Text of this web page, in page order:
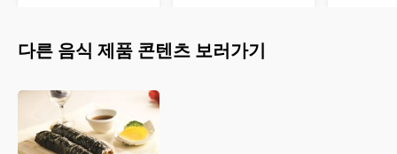
다른 음식 제품 콘텐츠 보러가기